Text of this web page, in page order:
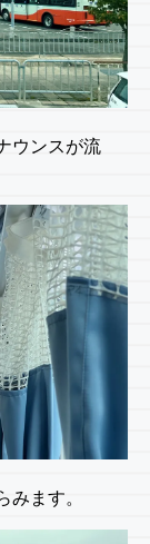
ウンスが流
みます。